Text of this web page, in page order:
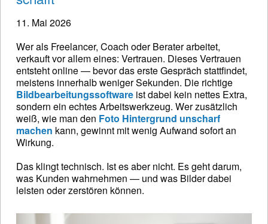
11. Mai 2026
Wer als Freelancer, Coach oder Berater arbeitet,
verkauft vor allem eines: Vertrauen. Dieses Vertrauen
entsteht online — bevor das erste Gespräch stattfindet,
meistens innerhalb weniger Sekunden. Die richtige
Bildbearbeitungssoftware ist dabei kein nettes Extra,
sondern ein echtes Arbeitswerkzeug. Wer zusätzlich
weiß, wie man den Foto Hintergrund unscharf
machen kann, gewinnt mit wenig Aufwand sofort an
Wirkung.
Das klingt technisch. Ist es aber nicht. Es geht darum,
was Kunden wahrnehmen — und was Bilder dabei
leisten oder zerstören können.